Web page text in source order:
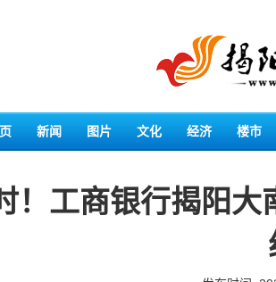
新闻 图片 文化 经济 楼市
！工商银行揭阳